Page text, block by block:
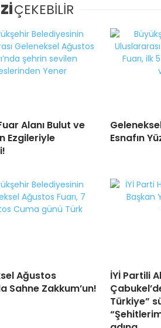
ÇEKEBİLİR
Alanı Bulut ve
Ezgileriyle
Esnafın
Ağustos
Sahne Zakkum’un!
İYİ Partili
Türkiye”